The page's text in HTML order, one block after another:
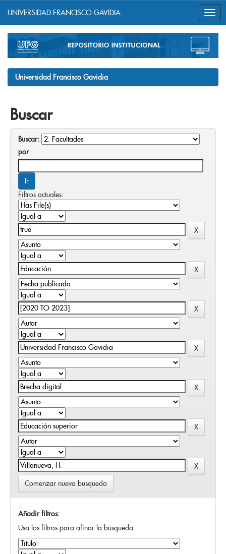
navigation
UNIVERSIDAD FRANCISCO GAVIDIA
Universidad Francisco Gavidia
Buscar
Buscar:
por
Filtros actuales:
Comenzar nueva busqueda
Añadir filtros:
Usa los filtros para afinar la busqueda.